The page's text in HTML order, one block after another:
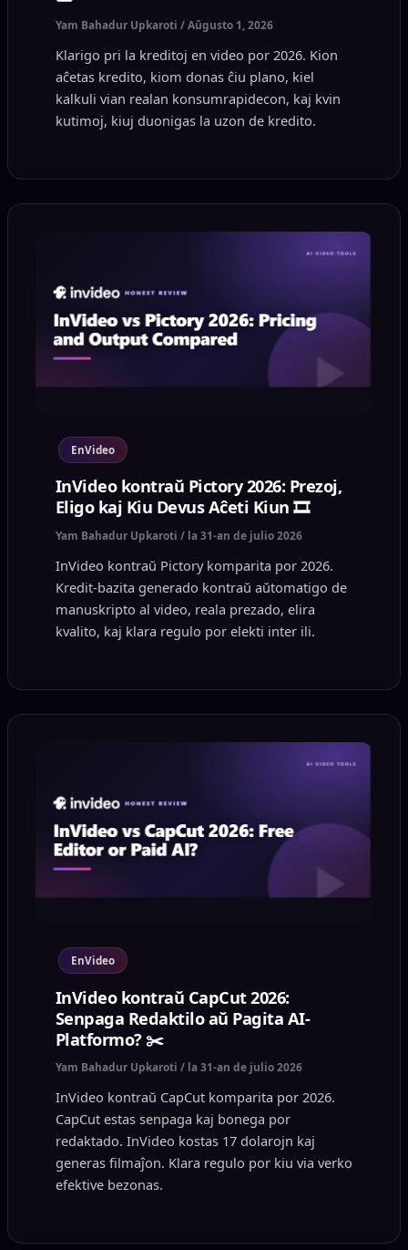
Yam Bahadur Upkaroti /Aŭgusto 1, 2026
Klarigo pri la kreditoj en video por 2026. Kion
aĉetas kredito, kiom donas ĉiu plano, kiel
kalkuli vian realan konsumrapidecon, kaj kvin
kutimoj, kiuj duonigas la uzon de kredito.
EnVideo
InVideo kontraŭ Pictory 2026: Prezoj,
Eligo kaj Kiu Devus Aĉeti Kiun 🎞️
Yam Bahadur Upkaroti / la 31-an de julio 2026
InVideo kontraŭ Pictory komparita por 2026.
Kredit-bazita generado kontraŭ aŭtomatigo de
manuskripto al video, reala prezado, elira
kvalito, kaj klara regulo por elekti inter ili.
EnVideo
InVideo kontraŭ CapCut 2026:
Senpaga Redaktilo aŭ Pagita AI-
Platformo? ✂️
Yam Bahadur Upkaroti / la 31-an de julio 2026
InVideo kontraŭ CapCut komparita por 2026.
CapCut estas senpaga kaj bonega por
redaktado. InVideo kostas 17 dolarojn kaj
generas filmaĵon. Klara regulo por kiu via verko
efektive bezonas.